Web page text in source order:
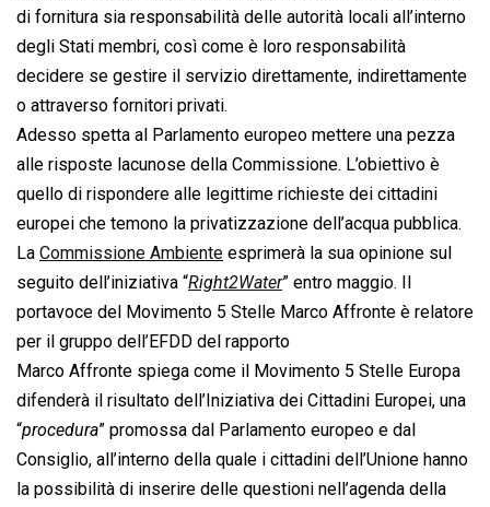
di fornitura sia responsabilità delle autorità locali all’interno
degli Stati membri, così come è loro responsabilità
decidere se gestire il servizio direttamente, indirettamente
o attraverso fornitori privati.
Adesso spetta al Parlamento europeo mettere una pezza
alle risposte lacunose della Commissione. L’obiettivo è
quello di rispondere alle legittime richieste dei cittadini
europei che temono la privatizzazione dell’acqua pubblica.
La Commissione Ambiente esprimerà la sua opinione sul
seguito dell’iniziativa “Right2Water” entro maggio. Il
portavoce del Movimento 5 Stelle Marco Affronte è relatore
per il gruppo dell’EFDD del rapporto
Marco Affronte spiega come il Movimento 5 Stelle Europa
difenderà il risultato dell’Iniziativa dei Cittadini Europei, una
“procedura” promossa dal Parlamento europeo e dal
Consiglio, all’interno della quale i cittadini dell’Unione hanno
la possibilità di inserire delle questioni nell’agenda della